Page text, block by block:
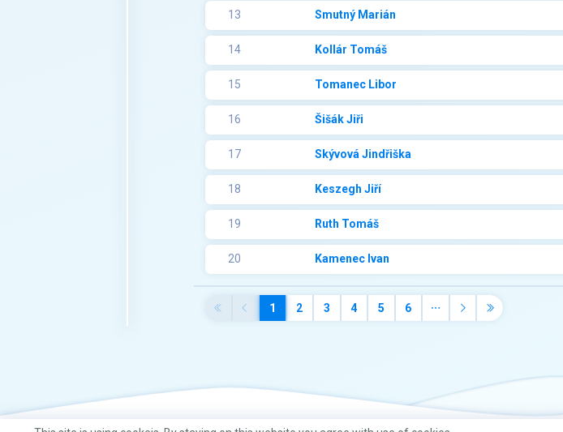
13 Smutný Marián
14 Kollár Tomáš
15 Tomanec Libor
16 Šišák Jiři
17 Skývová Jindřiška
18 Keszegh Jiří
19 Ruth Tomáš
20 Kamenec Ivan
1 2 3 4 5 6